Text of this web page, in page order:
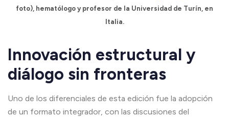
foto), hematólogo y profesor de la Universidad de Turín, en
Italia.
Innovación estructural y
diálogo sin fronteras
Uno de los diferenciales de esta edición fue la adopción
de un formato integrador, con las discusiones del